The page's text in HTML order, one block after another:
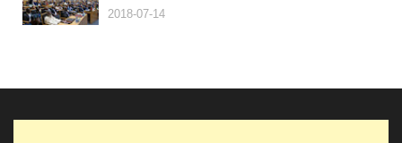
2018-07-14